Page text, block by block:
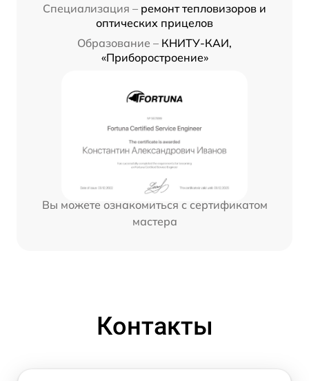
Специализация – ремонт тепловизоров и
оптических прицелов
Образование – КНИТУ-КАИ,
«Приборостроение»
Вы можете ознакомиться с сертификатом
мастера
Контакты